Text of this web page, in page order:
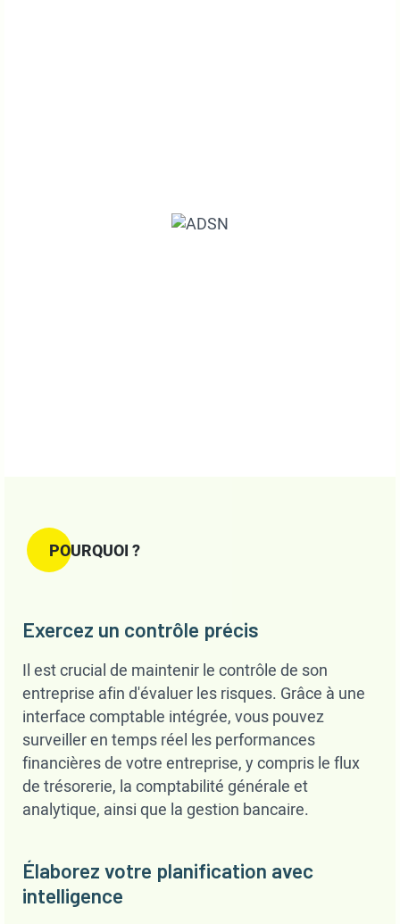
POURQUOI ?
Exercez un contrôle précis
Il est crucial de maintenir le contrôle de son
entreprise afin d'évaluer les risques. Grâce à une
interface comptable intégrée, vous pouvez
surveiller en temps réel les performances
financières de votre entreprise, y compris le flux
de trésorerie, la comptabilité générale et
analytique, ainsi que la gestion bancaire.
Élaborez votre planification avec
intelligence